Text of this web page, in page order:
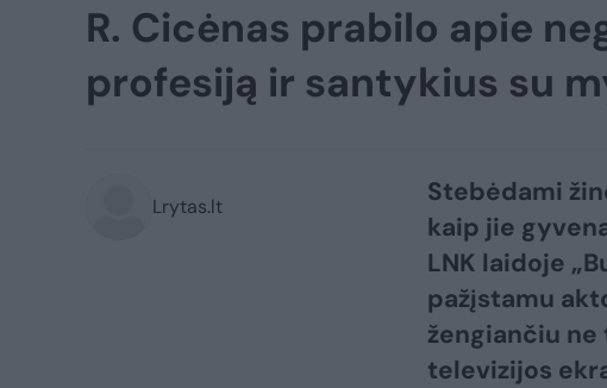
R. Cicėnas prabilo apie
profesiją ir santykius su
Lrytas.lt
Stebėdami
kaip jie
LNK laidoje
pažįstamu
žengiančiu
televizijos